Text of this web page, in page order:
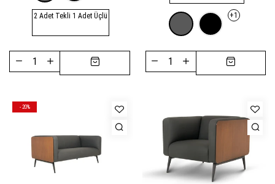
2 Adet Tekli 1 Adet Üçlü +1
- 20%